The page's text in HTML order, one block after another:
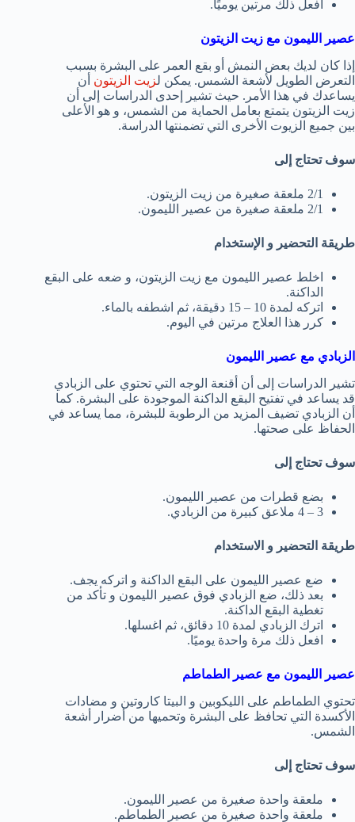
افعل ذلك مرتين يوميًا.
عصير الليمون مع زيت الزيتون
إذا كان لديك بعض النمش أو بقع العمر على البشرة بسبب
التعرض الطويل لأشعة الشمس. يمكن لزيت الزيتون أن
يساعدك في هذا الأمر. حيث تشير إحدى الدراسات إلى أن
زيت الزيتون يتمتع بعامل الحماية من الشمس، و هو الأعلى
بين جميع الزيوت الأخرى التي تضمنتها الدراسة.
سوف تحتاج إلى
2/1 ملعقة صغيرة من زيت الزيتون.
2/1 ملعقة صغيرة من عصير الليمون.
طريقة التحضير و الإستخدام
اخلط عصير الليمون مع زيت الزيتون، و ضعه على البقع
الداكنة.
اتركه لمدة 10 – 15 دقيقة، ثم اشطفه بالماء.
كرر هذا العلاج مرتين في اليوم.
الزبادي مع عصير الليمون
تشير الدراسات إلى أن أقنعة الوجه التي تحتوي على الزبادي
قد يساعد في تفتيح البقع الداكنة الموجودة على البشرة. كما
أن الزبادي تضيف المزيد من الرطوبة للبشرة، مما يساعد في
الحفاظ على صحتها.
سوف تحتاج إلى
بضع قطرات من عصير الليمون.
3 – 4 ملاعق كبيرة من الزبادي.
طريقة التحضير و الاستخدام
ضع عصير الليمون على البقع الداكنة و اتركه يجف.
بعد ذلك، ضع الزبادي فوق عصير الليمون و تأكد من
تغطية البقع الداكنة.
اترك الزبادي لمدة 10 دقائق، ثم اغسلها.
افعل ذلك مرة واحدة يوميًا.
عصير الليمون مع عصير الطماطم
تحتوي الطماطم على الليكوبين و البيتا كاروتين و مضادات
الأكسدة التي تحافظ على البشرة وتحميها من أضرار أشعة
الشمس.
سوف تحتاج إلى
ملعقة واحدة صغيرة من عصير الليمون.
ملعقة واحدة صغيرة من عصير الطماطم.